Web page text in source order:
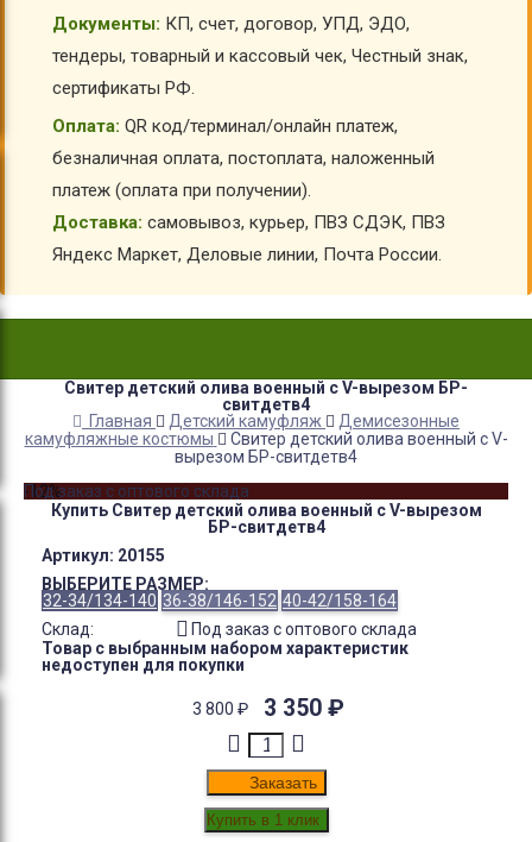
Документы: КП, счет, договор, УПД, ЭДО,
тендеры, товарный и кассовый чек, Честный знак,
сертификаты РФ.
Оплата: QR код/терминал/онлайн платеж,
безналичная оплата, постоплата, наложенный
платеж (оплата при получении).
Доставка: самовывоз, курьер, ПВЗ СДЭК, ПВЗ
Яндекс Маркет, Деловые линии, Почта России.
Свитер детский олива военный с V-вырезом БР-
свитдетв4
Главная
Детский камуфляж
Демисезонные
камуфляжные костюмы
Свитер детский олива военный с V-
вырезом БР-свитдетв4
-12%
Под заказ с оптового склада
Купить Свитер детский олива военный с V-вырезом
БР-свитдетв4
Артикул: 20155
ВЫБЕРИТЕ РАЗМЕР:
32-34/134-140 36-38/146-152 40-42/158-164
Склад:
Под заказ с оптового склада
Товар с выбранным набором характеристик
недоступен для покупки
3 800 ₽ 3 350 ₽
Заказать